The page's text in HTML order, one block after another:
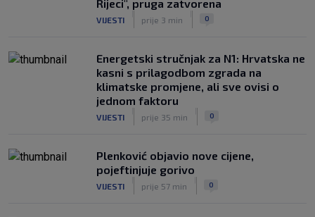
Rijeci", pruga zatvorena
VIJESTI prije 3 min 0
Energetski stručnjak za N1: Hrvatska ne
kasni s prilagodbom zgrada na
klimatske promjene, ali sve ovisi o
jednom faktoru
VIJESTI prije 35 min 0
Plenković objavio nove cijene,
pojeftinjuje gorivo
VIJESTI prije 57 min 0